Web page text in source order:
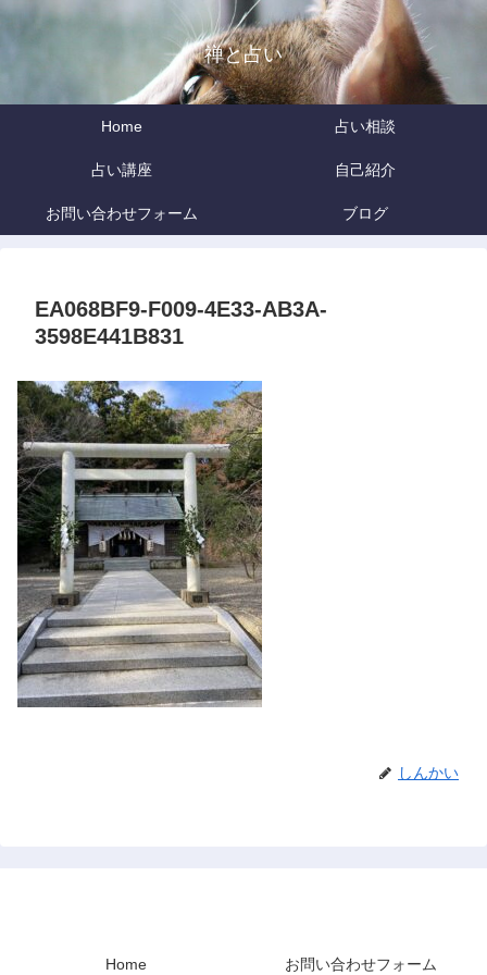
禅と占い
Home 占い相談
占い講座 自己紹介
お問い合わせフォーム ブログ
EA068BF9-F009-4E33-AB3A-
3598E441B831
しんかい
Home お問い合わせフォーム